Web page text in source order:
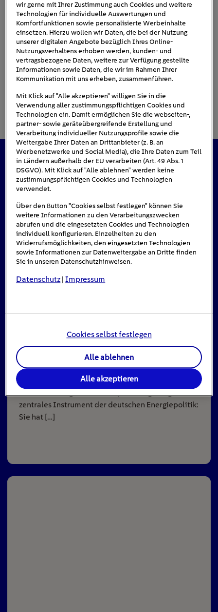
Das könnte Sie auch interessieren
#Solarenergie
Einspeisevergütung für Photovoltaik-
Anlagen
8min
Jahrzehntelang war die Einspeisevergütung ein
zentrales Instrument der deutschen Energiepolitik:
Sie hat […]
wir gerne mit Ihrer Zustimmung auch Cookies und weitere
Technologien für individuelle Auswertungen und
Komfortfunktionen sowie personalisierte Werbeinhalte
einsetzen. Hierzu wollen wir Daten, die bei der Nutzung
unserer digitalen Angebote bezüglich Ihres Online-
Nutzungsverhaltens erhoben werden, kunden- und
vertragsbezogene Daten, weitere zur Verfügung gestellte
Informationen sowie Daten, die wir im Rahmen Ihrer
Kommunikation mit uns erheben, zusammenführen.
Mit Klick auf "Alle akzeptieren" willigen Sie in die
Verwendung aller zustimmungspflichtigen Cookies und
Technologien ein. Damit ermöglichen Sie die webseiten-,
partner- sowie geräteübergreifende Erstellung und
Verarbeitung individueller Nutzungsprofile sowie die
Weitergabe Ihrer Daten an Drittanbieter (z. B. an
Werbenetzwerke und Social Media), die Ihre Daten zum Teil
in Ländern außerhalb der EU verarbeiten (Art. 49 Abs. 1
DSGVO). Mit Klick auf "Alle ablehnen" werden keine
zustimmungspflichtigen Cookies und Technologien
verwendet.
Über den Button "Cookies selbst festlegen" können Sie
weitere Informationen zu den Verarbeitungszwecken
abrufen und die eingesetzten Cookies und Technologien
individuell konfigurieren. Einzelheiten zu den
Widerrufsmöglichkeiten, den eingesetzten Technologien
sowie Informationen zur Datenweitergabe an Dritte finden
Sie in unseren Datenschutzhinweisen.
Datenschutz |Impressum
Cookies selbst festlegen
Alle ablehnen
Alle akzeptieren